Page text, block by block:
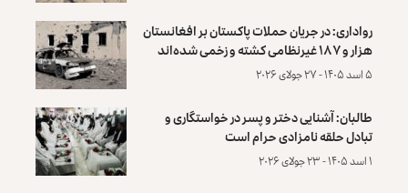
رواداری: در جریان حملات پاکستان بر افغانستان
هزار و ۱۸۷ غیرنظامی کشته و زخمی شده‌اند
۵ اسد ۱۴۰۵ - ۲۷ جولای ۲۰۲۶
طالبان: آشنایی دختر و پسر در خواستگاری و
تبادل حلقه نامزادی حرام است
۱ اسد ۱۴۰۵ - ۲۳ جولای ۲۰۲۶